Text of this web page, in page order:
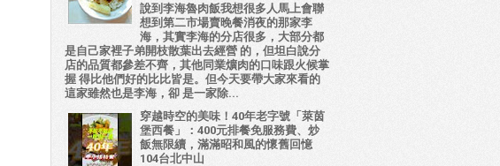
說到李海魯肉飯我想很多人馬上會聯
想到第二市場賣晚餐消夜的那家李
海，其實李海的分店很多，大部分都
是自己家裡子弟開枝散葉出去經營 的，但坦白說分
店的品質都參差不齊，其他同業爌肉的口味跟火候掌
握 得比他們好的比比皆是。但今天要帶大家來看的
這家雖然也是李海，卻 是一家除...
穿越時空的美味！40年老字號「萊茵
堡西餐」：400元排餐免服務費、炒
飯無限續，滿滿昭和風的懷舊回憶
104台北中山